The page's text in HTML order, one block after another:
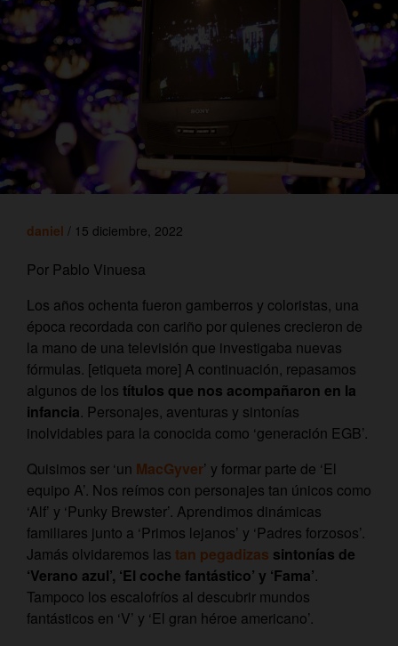
daniel / 15 diciembre, 2022
Por Pablo Vinuesa
Los años ochenta fueron gamberros y coloristas, una
época recordada con cariño por quienes crecieron de
la mano de una televisión que investigaba nuevas
fórmulas. [etiqueta more] A continuación, repasamos
algunos de los títulos que nos acompañaron en la
infancia. Personajes, aventuras y sintonías
inolvidables para la conocida como ‘generación EGB’.
Quisimos ser ‘un MacGyver’ y formar parte de ‘El
equipo A’. Nos reímos con personajes tan únicos como
‘Alf’ y ‘Punky Brewster’. Aprendimos dinámicas
familiares junto a ‘Primos lejanos’ y ‘Padres forzosos’.
Jamás olvidaremos las tan pegadizas sintonías de
‘Verano azul’, ‘El coche fantástico’ y ‘Fama’.
Tampoco los escalofríos al descubrir mundos
fantásticos en ‘V’ y ‘El gran héroe americano’.